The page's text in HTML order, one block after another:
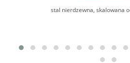
stal nierdzewna, skalowana